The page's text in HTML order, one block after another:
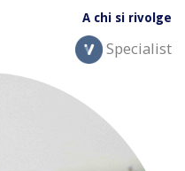
A chi si rivolge
Specialist